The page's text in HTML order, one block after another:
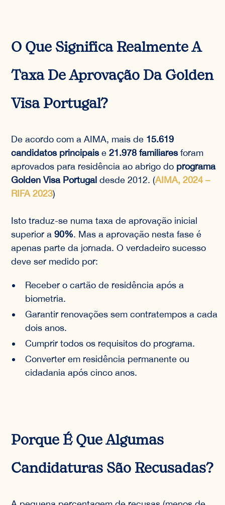
O Que Significa Realmente A
Taxa De Aprovação Da Golden
Visa Portugal?
De acordo com a AIMA, mais de 15.619
candidatos principaise21.978 familiaresforam
aprovados para residência ao abrigo do programa
Golden Visa Portugal desde 2012. (AIMA, 2024 –
RIFA 2023)
Isto traduz-se numa taxa de aprovação inicial
superior a90%. Mas a aprovação nesta fase é
apenas parte da jornada. O verdadeiro sucesso
deve ser medido por:
Receber o cartão de residência após a
biometria.
Garantir renovações sem contratempos a cada
dois anos.
Cumprir todos os requisitos do programa.
Converter em residência permanente ou
cidadania após cinco anos.
Porque É Que Algumas
Candidaturas São Recusadas?